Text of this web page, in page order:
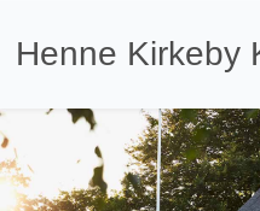
Henne Kirkeby